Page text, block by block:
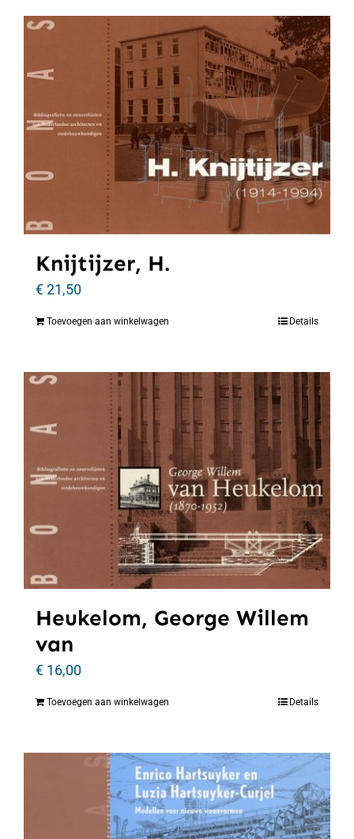
Knijtijzer, H.
€21,50
Toevoegen aan winkelwagen Details
Heukelom, George Willem
van
€ 16,00
Toevoegen aan winkelwagen Details